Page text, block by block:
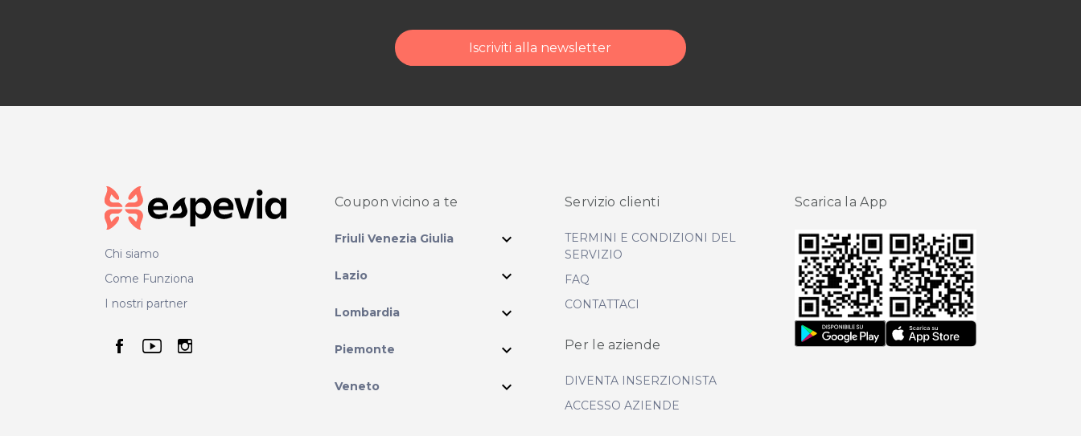
Iscriviti alla newsletter
Chi siamo
Come Funziona
I nostri partner
seguici su facebook
seguici su youtube
seguici su instagram
Coupon vicino a te
Friuli Venezia Giulia expand_more
Lazio expand_more
Lombardia expand_more
Piemonte expand_more
Veneto expand_more
Servizio clienti
TERMINI E CONDIZIONI DEL
SERVIZIO
FAQ
CONTATTACI
Per le aziende
DIVENTA INSERZIONISTA
ACCESSO AZIENDE
Scarica la App